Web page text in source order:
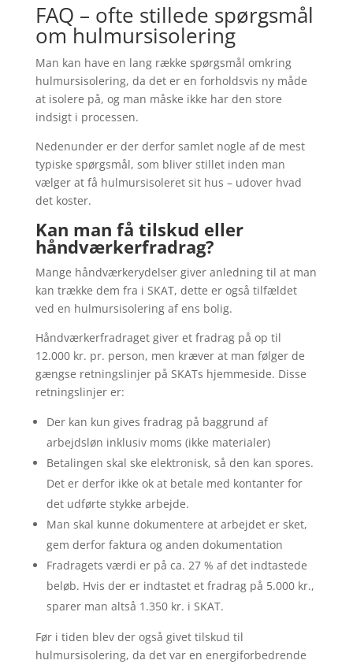
FAQ – ofte stillede spørgsmål
om hulmursisolering
Man kan have en lang række spørgsmål omkring
hulmursisolering, da det er en forholdsvis ny måde
at isolere på, og man måske ikke har den store
indsigt i processen.
Nedenunder er der derfor samlet nogle af de mest
typiske spørgsmål, som bliver stillet inden man
vælger at få hulmursisoleret sit hus – udover hvad
det koster.
Kan man få tilskud eller
håndværkerfradrag?
Mange håndværkerydelser giver anledning til at man
kan trække dem fra i SKAT, dette er også tilfældet
ved en hulmursisolering af ens bolig.
Håndværkerfradraget giver et fradrag på op til
12.000 kr. pr. person, men kræver at man følger de
gængse retningslinjer på SKATs hjemmeside. Disse
retningslinjer er:
Der kan kun gives fradrag på baggrund af
arbejdsløn inklusiv moms (ikke materialer)
Betalingen skal ske elektronisk, så den kan spores.
Det er derfor ikke ok at betale med kontanter for
det udførte stykke arbejde.
Man skal kunne dokumentere at arbejdet er sket,
gem derfor faktura og anden dokumentation
Fradragets værdi er på ca. 27 % af det indtastede
beløb. Hvis der er indtastet et fradrag på 5.000 kr.,
sparer man altså 1.350 kr. i SKAT.
Før i tiden blev der også givet tilskud til
hulmursisolering, da det var en energiforbedrende